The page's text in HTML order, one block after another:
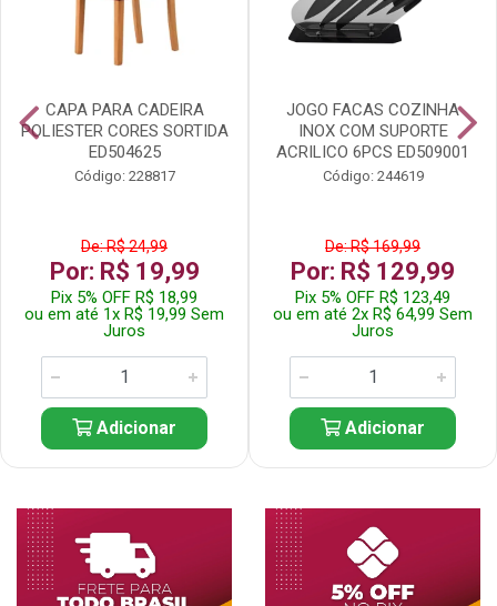
CAPA PARA CADEIRA
POLIESTER CORES SORTIDA
ED504625
Código: 228817
De: R$ 24,99
Por: R$ 19,99
Pix 5% OFF R$ 18,99
ou em até 1x R$ 19,99 Sem
Juros
Adicionar
JOGO FACAS COZINHA
INOX COM SUPORTE
ACRILICO 6PCS ED509001
Código: 244619
De: R$ 169,99
Por: R$ 129,99
Pix 5% OFF R$ 123,49
ou em até 2x R$ 64,99 Sem
Juros
Adicionar